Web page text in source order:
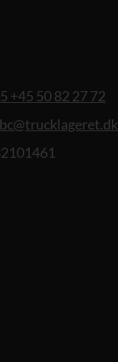
+45 50 82 27 72